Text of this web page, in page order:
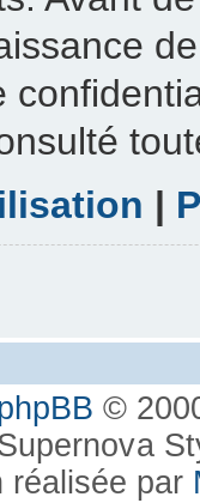
|
©
réalisée par